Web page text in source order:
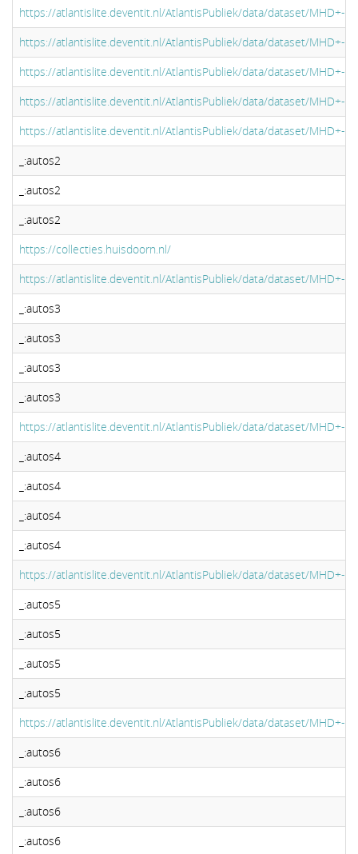
https://atlantislite.deventit.nl/AtlantisPubliek/data/dataset/MHD+-
https://atlantislite.deventit.nl/AtlantisPubliek/data/dataset/MHD+-
https://atlantislite.deventit.nl/AtlantisPubliek/data/dataset/MHD+-
https://atlantislite.deventit.nl/AtlantisPubliek/data/dataset/MHD+-
https://atlantislite.deventit.nl/AtlantisPubliek/data/dataset/MHD+-
_:autos2
_:autos2
_:autos2
https://collecties.huisdoorn.nl/
https://atlantislite.deventit.nl/AtlantisPubliek/data/dataset/MHD+-
_:autos3
_:autos3
_:autos3
_:autos3
https://atlantislite.deventit.nl/AtlantisPubliek/data/dataset/MHD+-
_:autos4
_:autos4
_:autos4
_:autos4
https://atlantislite.deventit.nl/AtlantisPubliek/data/dataset/MHD+-
_:autos5
_:autos5
_:autos5
_:autos5
https://atlantislite.deventit.nl/AtlantisPubliek/data/dataset/MHD+-
_:autos6
_:autos6
_:autos6
_:autos6